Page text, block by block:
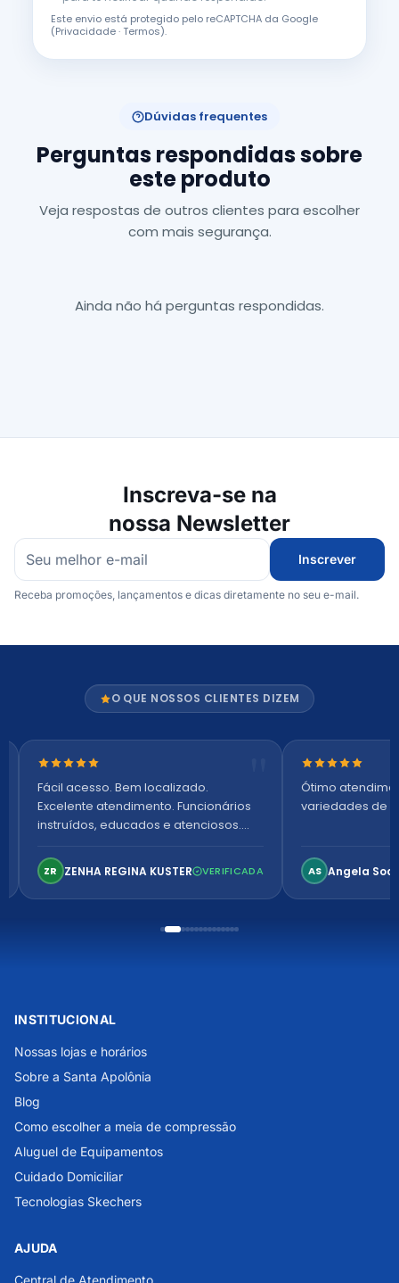
Este envio está protegido pelo reCAPTCHA da Google
(Privacidade·Termos).
Dúvidas frequentes
Perguntas respondidas sobre
este produto
Veja respostas de outros clientes para escolher
com mais segurança.
Ainda não há perguntas respondidas.
Inscreva-se na
nossa Newsletter
Inscrever
Receba promoções, lançamentos e dicas diretamente no seu e-mail.
O QUE NOSSOS CLIENTES DIZEM
Nota 5 de 5 estrelas
Fácil acesso. Bem localizado.
Excelente atendimento. Funcionários
instruídos, educados e atenciosos.
confortável. Perfeito!
ZR ZENHA REGINA KUSTER VERIFICADA
Nota 5 de 5
Ótimo
variedades de
AS Angela
INSTITUCIONAL
Nossas lojas e horários
Sobre a Santa Apolônia
Blog
Como escolher a meia de compressão
Aluguel de Equipamentos
Cuidado Domiciliar
Tecnologias Skechers
AJUDA
Central de Atendimento